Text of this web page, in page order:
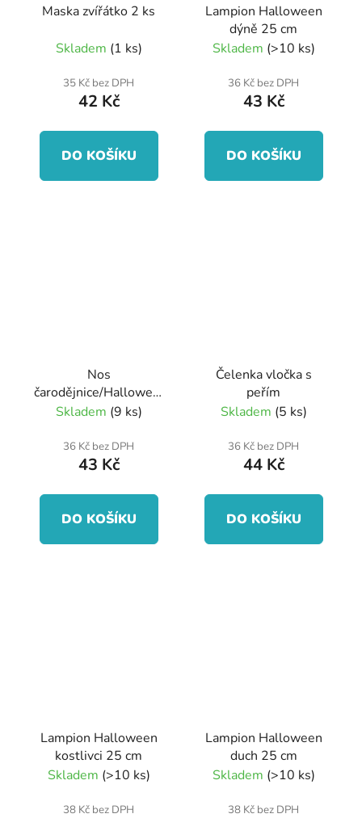
Maska zvířátko 2 ks
Skladem (1 ks)
35 Kč bez DPH
42 Kč
DO KOŠÍKU
Lampion Halloween
dýně 25 cm
Skladem (>10 ks)
36 Kč bez DPH
43 Kč
DO KOŠÍKU
Nos
čarodějnice/Halloween
2 druhy
Skladem (9 ks)
36 Kč bez DPH
43 Kč
DO KOŠÍKU
Čelenka vločka s
peřím
Skladem (5 ks)
36 Kč bez DPH
44 Kč
DO KOŠÍKU
Lampion Halloween
kostlivci 25 cm
Skladem (>10 ks)
38 Kč bez DPH
Lampion Halloween
duch 25 cm
Skladem (>10 ks)
38 Kč bez DPH